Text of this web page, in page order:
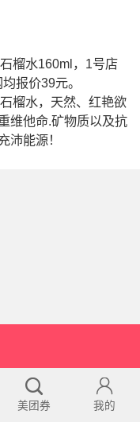
榴水160ml，1号店
报价39元。
榴水，天然、红艳欲
维他命.矿物质以及抗
沛能源！
美团券 我的